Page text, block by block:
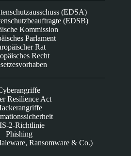
(EDSA)
(EDSB)
Kommission
Parlament
Rat
Recht
Resilience Act
2-Richtlinie
Phishing
Ransomware & Co.)